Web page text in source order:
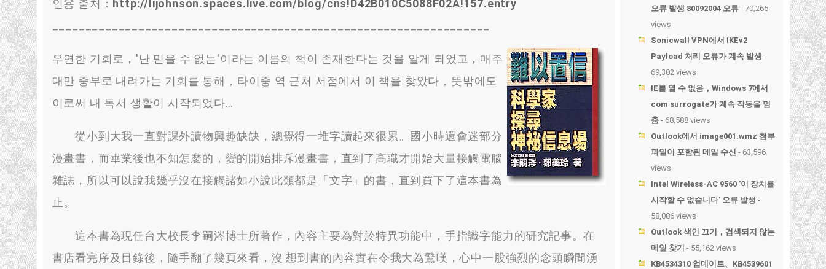
인용 출처： http://lijohnson.spaces.live.com/blog/cns!D42B010C5088F02A!157.entry
우연한 기회로，'난 믿을 수 없는'이라는 이름의 책이 존재한다는 것을 알게 되었고，매주
대만 중부로 내려가는 기회를 통해，타이중 역 근처 서점에서 이 책을 찾았다，뜻밖에도
이로써 내 독서 생활이 시작되었다…
從小到大我一直對課外讀物興趣缺缺 ， 總覺得一堆字讀起來很累 。 國小時還會迷部分
漫畫書 ， 而畢業後也不知怎麼的 ， 變的開始排斥漫畫書 ， 直到了高職才開始大量接觸電腦
雜誌 ， 所以可以說我幾乎沒在接觸諸如小說此類都是「文字」的書 ， 直到買下了這本書為
止。
這本書為現任台大校長李嗣涔博士所著作 ， 內容主要為對於特異功能中 ， 手指識字能力的研究記事。在
書店看完序及目錄後 ， 隨手翻了幾頁來看 ， 沒 想到書的內容實在令我大為驚嘆 ，心中一股強烈的念頭瞬間湧
오류 발생 80092004 오류 - 70,265
views
Sonicwall VPN에서 IKEv2
Payload 처리 오류가 계속 발생 -
69,302 views
IE를 열 수 없음，Windows 7에서
com surrogate가 계속 작동을 멈
춤 - 68,588 views
Outlook에서 image001.wmz 첨부
파일이 포함된 메일 수신 - 63,596
views
Intel Wireless-AC 9560 '이 장치를
시작할 수 없습니다' 오류 발생 -
58,086 views
Outlook 색인 끄기，검색되지 않는
메일 찾기 - 55,162 views
KB4534310 업데이트、KB4539601